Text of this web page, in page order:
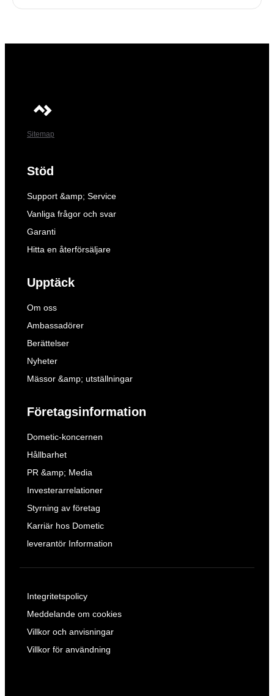
Sitemap
Stöd
Support &amp; Service
Vanliga frågor och svar
Garanti
Hitta en återförsäljare
Upptäck
Om oss
Ambassadörer
Berättelser
Nyheter
Mässor &amp; utställningar
Företagsinformation
Dometic-koncernen
Hållbarhet
PR &amp; Media
Investerarrelationer
Styrning av företag
Karriär hos Dometic
leverantör Information
Integritetspolicy
Meddelande om cookies
Villkor och anvisningar
Villkor för användning